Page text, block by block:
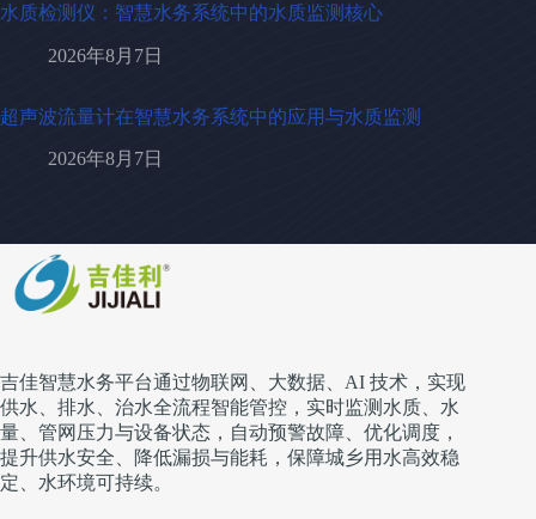
水质检测仪：智慧水务系统中的水质监测核心
2026年8月7日
超声波流量计在智慧水务系统中的应用与水质监测
2026年8月7日
吉佳智慧水务平台通过物联网、大数据、AI 技术，实现
供水、排水、治水全流程智能管控，实时监测水质、水
量、管网压力与设备状态，自动预警故障、优化调度，
提升供水安全、降低漏损与能耗，保障城乡用水高效稳
定、水环境可持续。